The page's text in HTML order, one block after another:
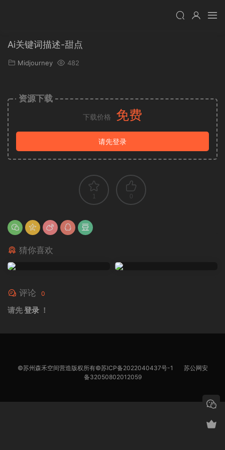
Ai关键词描述-甜点
Midjourney 482
资源下载
下载价格 免费
请先登录
1 0
猜你喜欢
评论 0
请先登录 ！
©苏州森禾空间营造版权所有©苏ICP备2022040437号-1
苏公网安
备32050802012059